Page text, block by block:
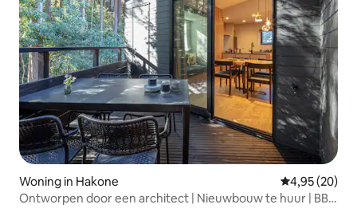
Woning in Hakone Gemiddelde
4,95 (20)
Ontworpen door een architect | Nieuwbouw te huur | BBQ